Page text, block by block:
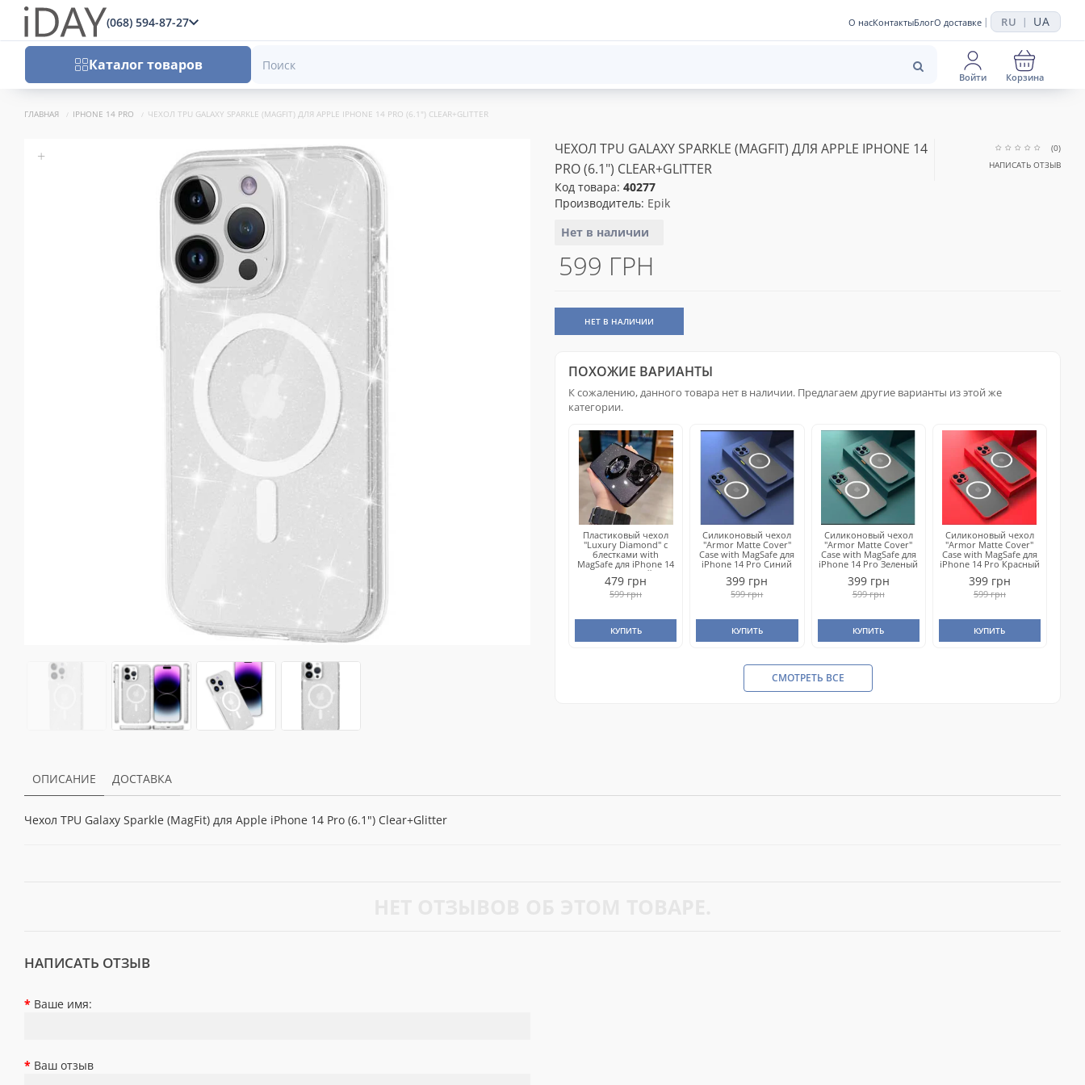
(068) 594-87-27 О насКонтактыБлогО доставке | RU | UA
Каталог товаров
Войти Корзина
ГЛАВНАЯ IPHONE 14 PRO ЧЕХОЛ TPU GALAXY SPARKLE (MAGFIT) ДЛЯ APPLE IPHONE 14 PRO (6.1") CLEAR+GLITTER
+
ЧЕХОЛ TPU GALAXY SPARKLE (MAGFIT) ДЛЯ APPLE IPHONE 14
PRO (6.1") CLEAR+GLITTER
Код товара: 40277
Производитель: Epik
Нет в наличии
(0)
НАПИСАТЬ ОТЗЫВ
599 ГРН
НЕТ В НАЛИЧИИ
ПОХОЖИЕ ВАРИАНТЫ
К сожалению, данного товара нет в наличии. Предлагаем другие варианты из этой же
категории.
Пластиковый чехол
"Luxury Diamond" с
блестками with
MagSafe для iPhone 14
Pro Черный
479 грн
599 грн
КУПИТЬ
Силиконовый чехол
"Armor Matte Cover"
Case with MagSafe для
iPhone 14 Pro Синий
399 грн
599 грн
КУПИТЬ
Силиконовый чехол
"Armor Matte Cover"
Case with MagSafe для
iPhone 14 Pro Зеленый
399 грн
599 грн
КУПИТЬ
Силиконовый чехол
"Armor Matte Cover"
Case with MagSafe для
iPhone 14 Pro Красный
399 грн
599 грн
КУПИТЬ
СМОТРЕТЬ ВСЕ
ОПИСАНИЕ ДОСТАВКА
Чехол TPU Galaxy Sparkle (MagFit) для Apple iPhone 14 Pro (6.1") Clear+Glitter
НАПИСАТЬ ОТЗЫВ
Ваше имя:
Ваш отзыв